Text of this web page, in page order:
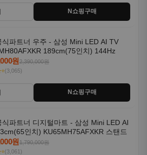
N쇼핑구매
식파트너 우주 - 삼성 Mini LED AI TV
189cm(75인치) 144Hz
원2,390,000원
(3,065)
N쇼핑구매
식파트너 디지털마트 - 삼성 Mini LED AI
인치) KU65MH75AFXKR 스탠드
원1,790,000원
(3,061)